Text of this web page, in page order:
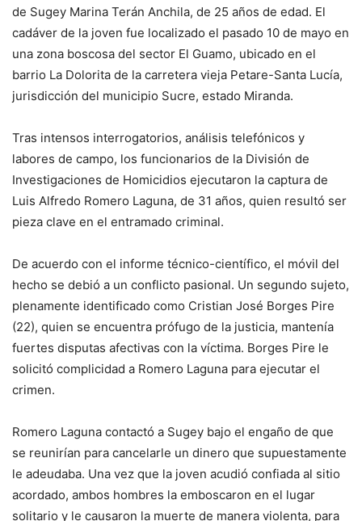
de Sugey Marina Terán Anchila, de 25 años de edad. El
cadáver de la joven fue localizado el pasado 10 de mayo en
una zona boscosa del sector El Guamo, ubicado en el
barrio La Dolorita de la carretera vieja Petare-Santa Lucía,
jurisdicción del municipio Sucre, estado Miranda.
Tras intensos interrogatorios, análisis telefónicos y
labores de campo, los funcionarios de la División de
Investigaciones de Homicidios ejecutaron la captura de
Luis Alfredo Romero Laguna, de 31 años, quien resultó ser
pieza clave en el entramado criminal.
De acuerdo con el informe técnico-científico, el móvil del
hecho se debió a un conflicto pasional. Un segundo sujeto,
plenamente identificado como Cristian José Borges Pire
(22), quien se encuentra prófugo de la justicia, mantenía
fuertes disputas afectivas con la víctima. Borges Pire le
solicitó complicidad a Romero Laguna para ejecutar el
crimen.
Romero Laguna contactó a Sugey bajo el engaño de que
se reunirían para cancelarle un dinero que supuestamente
le adeudaba. Una vez que la joven acudió confiada al sitio
acordado, ambos hombres la emboscaron en el lugar
solitario y le causaron la muerte de manera violenta, para